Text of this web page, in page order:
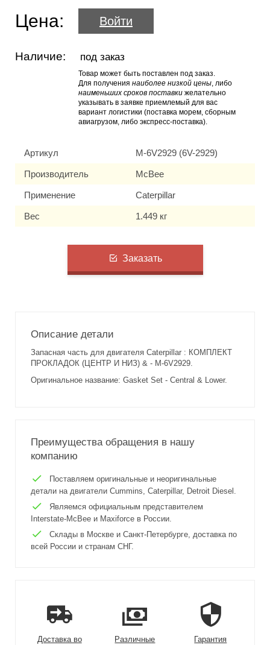
Цена: Войти
Наличие: под заказ
Товар может быть поставлен под заказ.
Для получения наиболее низкой цены, либо
наименьших сроков поставки желательно
указывать в заявке приемлемый для вас
вариант логистики (поставка морем, сборным
авиагрузом, либо экспресс-поставка).
Артикул M-6V2929 (6V-2929)
Производитель McBee
Применение Caterpillar
Вес 1.449 кг
Заказать
Описание детали
Запасная часть для двигателя Caterpillar : КОМПЛЕКТ
ПРОКЛАДОК (ЦЕНТР И НИЗ) & - M-6V2929.
Оригинальное название: Gasket Set - Central & Lower.
Преимущества обращения в нашу
компанию
Поставляем оригинальные и неоригинальные
детали на двигатели Cummins, Caterpillar, Detroit Diesel.
Являемся официальным представителем
Interstate-McBee и Maxiforce в России.
Склады в Москве и Санкт-Петербурге, доставка по
всей России и странам СНГ.
Доставка во
Различные
Гарантия